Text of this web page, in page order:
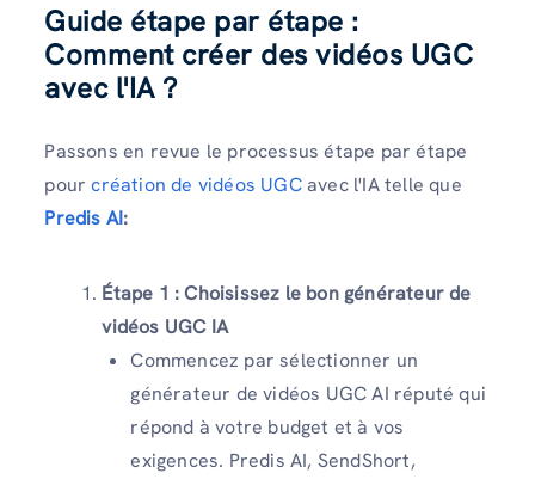
Guide étape par étape :
Comment créer des vidéos UGC
avec l'IA ?
Passons en revue le processus étape par étape
pourcréation de vidéos UGCavec l'IA telle que
Predis AI:
Étape 1 : Choisissez le bon générateur de
vidéos UGC IA
Commencez par sélectionner un
générateur de vidéos UGC AI réputé qui
répond à votre budget et à vos
exigences. Predis AI, SendShort,